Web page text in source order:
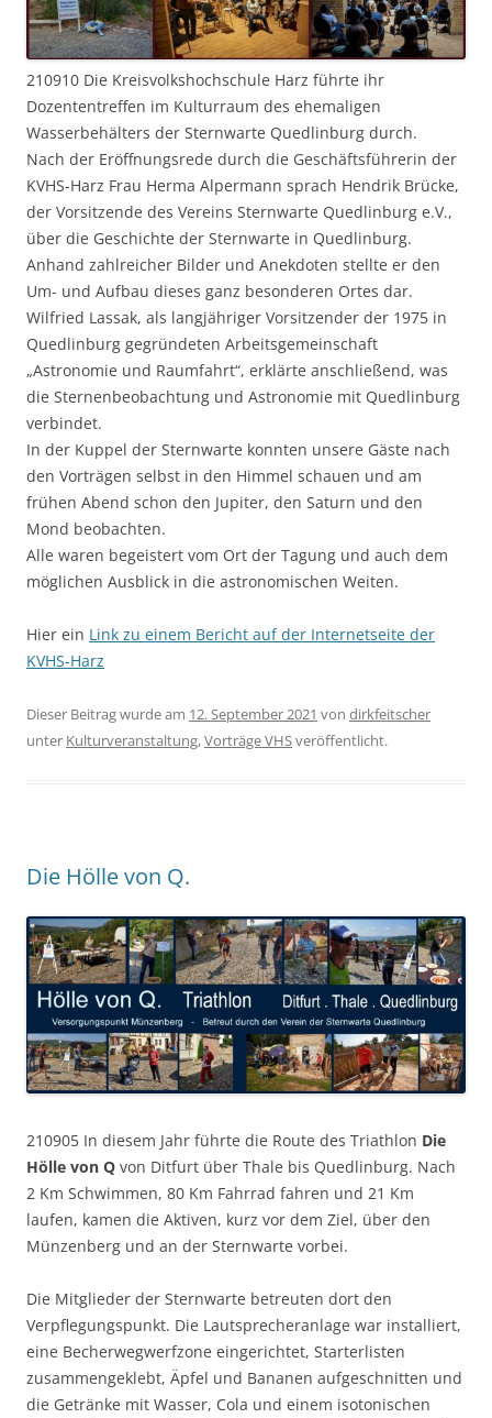
210910 Die Kreisvolkshochschule Harz führte ihr
Dozententreffen im Kulturraum des ehemaligen
Wasserbehälters der Sternwarte Quedlinburg durch.
Nach der Eröffnungsrede durch die Geschäftsführerin der
KVHS-Harz Frau Herma Alpermann sprach Hendrik Brücke,
der Vorsitzende des Vereins Sternwarte Quedlinburg e.V.,
über die Geschichte der Sternwarte in Quedlinburg.
Anhand zahlreicher Bilder und Anekdoten stellte er den
Um- und Aufbau dieses ganz besonderen Ortes dar.
Wilfried Lassak, als langjähriger Vorsitzender der 1975 in
Quedlinburg gegründeten Arbeitsgemeinschaft
„Astronomie und Raumfahrt“, erklärte anschließend, was
die Sternenbeobachtung und Astronomie mit Quedlinburg
verbindet.
In der Kuppel der Sternwarte konnten unsere Gäste nach
den Vorträgen selbst in den Himmel schauen und am
frühen Abend schon den Jupiter, den Saturn und den
Mond beobachten.
Alle waren begeistert vom Ort der Tagung und auch dem
möglichen Ausblick in die astronomischen Weiten.
Hier ein Link zu einem Bericht auf der Internetseite der
KVHS-Harz
Dieser Beitrag wurde am 12. September 2021 von dirkfeitscher
unter Kulturveranstaltung,Vorträge VHSveröffentlicht.
Die Hölle von Q.
210905 In diesem Jahr führte die Route des Triathlon Die
Hölle von Q von Ditfurt über Thale bis Quedlinburg. Nach
2 Km Schwimmen, 80 Km Fahrrad fahren und 21 Km
laufen, kamen die Aktiven, kurz vor dem Ziel, über den
Münzenberg und an der Sternwarte vorbei.
Die Mitglieder der Sternwarte betreuten dort den
Verpflegungspunkt. Die Lautsprecheranlage war installiert,
eine Becherwegwerfzone eingerichtet, Starterlisten
zusammengeklebt, Äpfel und Bananen aufgeschnitten und
die Getränke mit Wasser, Cola und einem isotonischen